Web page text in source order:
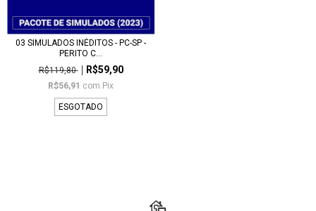
03 SIMULADOS INÉDITOS - PC-SP -
PERITO C...
R$119,80
R$59,90
R$56,91 com Pix
ESGOTADO